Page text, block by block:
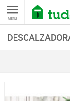
MENU